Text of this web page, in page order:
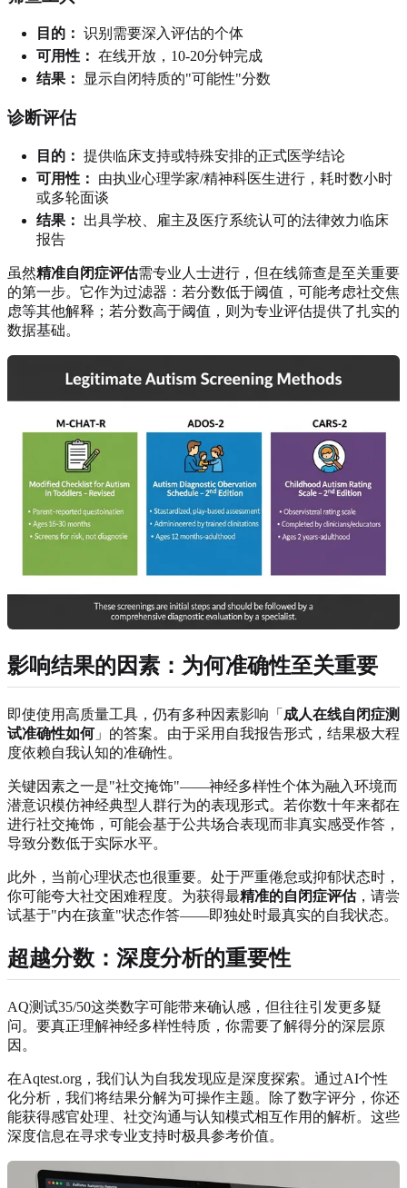
目的： 识别需要深入评估的个体
可用性： 在线开放，10-20分钟完成
结果：
显示自闭特质的"可能性"分数
诊断评估
目的： 提供临床支持或特殊安排的正式医学结论
可用性：
由执业心理学家/精神科医生进行，耗时数小时
或多轮面谈
结果：
出具学校、雇主及医疗系统认可的法律效力临床
报告
虽然精准自闭症评估需专业人士进行，但在线筛查是至关重要
的第一步。它作为过滤器：若分数低于阈值，可能考虑社交焦
虑等其他解释；若分数高于阈值，则为专业评估提供了扎实的
数据基础。
影响结果的因素：为何准确性至关重要
即使使用高质量工具，仍有多种因素影响「 成人在线自闭症测
试准确性如何」的答案。由于采用自我报告形式，结果极大程
度依赖自我认知的准确性。
关键因素之一是"社交掩饰"——神经多样性个体为融入环境而
潜意识模仿神经典型人群行为的表现形式。若你数十年来都在
进行社交掩饰，可能会基于公共场合表现而非真实感受作答，
导致分数低于实际水平。
此外，当前心理状态也很重要。处于严重倦怠或抑郁状态时，
你可能夸大社交困难程度。为获得最精准的自闭症评估，请尝
试基于"内在孩童"状态作答——即独处时最真实的自我状态。
超越分数：深度分析的重要性
AQ测试35/50这类数字可能带来确认感，但往往引发更多疑
问。要真正理解神经多样性特质，你需要了解得分的深层原
因。
在Aqtest.org，我们认为自我发现应是深度探索。通过AI个性
化分析，我们将结果分解为可操作主题。除了数字评分，你还
能获得感官处理、社交沟通与认知模式相互作用的解析。这些
深度信息在寻求专业支持时极具参考价值。